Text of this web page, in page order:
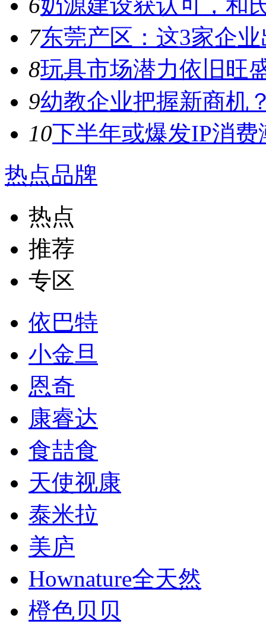
7东莞产区：这3家企
8玩具市场潜力依旧旺
9幼教企业把握新商机
10下半年或爆发IP消
热点品牌
热点
推荐
专区
依巴特
小金旦
恩奇
康睿达
食喆食
天使视康
泰米拉
美庐
Hownature全天然
橙色贝贝